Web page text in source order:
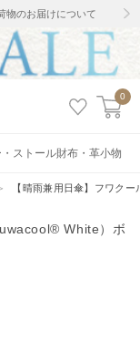
物のお届けについて
0
ストール財布・革小物
【晴雨兼用日傘】フワク
White）ボ